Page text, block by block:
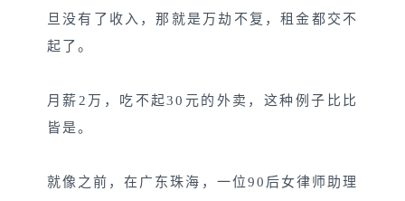
旦没有了收入，那就是万劫不复，租金都交不
起了 。
月薪2万，吃不起30元的外卖，这种例子比比
皆是。
就像之前，在广东珠海，一位90后女律师助理